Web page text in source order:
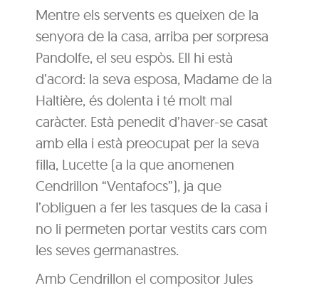
Mentre els servents es queixen de la
senyora de la casa, arriba per sorpresa
Pandolfe, el seu espòs. Ell hi està
d’acord: la seva esposa, Madame de la
Haltière, és dolenta i té molt mal
caràcter. Està penedit d’haver-se casat
amb ella i està preocupat per la seva
filla, Lucette (a la que anomenen
Cendrillon “Ventafocs”), ja que
l’obliguen a fer les tasques de la casa i
no li permeten portar vestits cars com
les seves germanastres.
Amb Cendrillon el compositor Jules